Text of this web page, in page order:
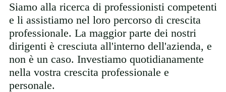
Siamo alla ricerca di professionisti competenti
e li assistiamo nel loro percorso di crescita
professionale. La maggior parte dei nostri
dirigenti è cresciuta all'interno dell'azienda, e
non è un caso. Investiamo quotidianamente
nella vostra crescita professionale e
personale.